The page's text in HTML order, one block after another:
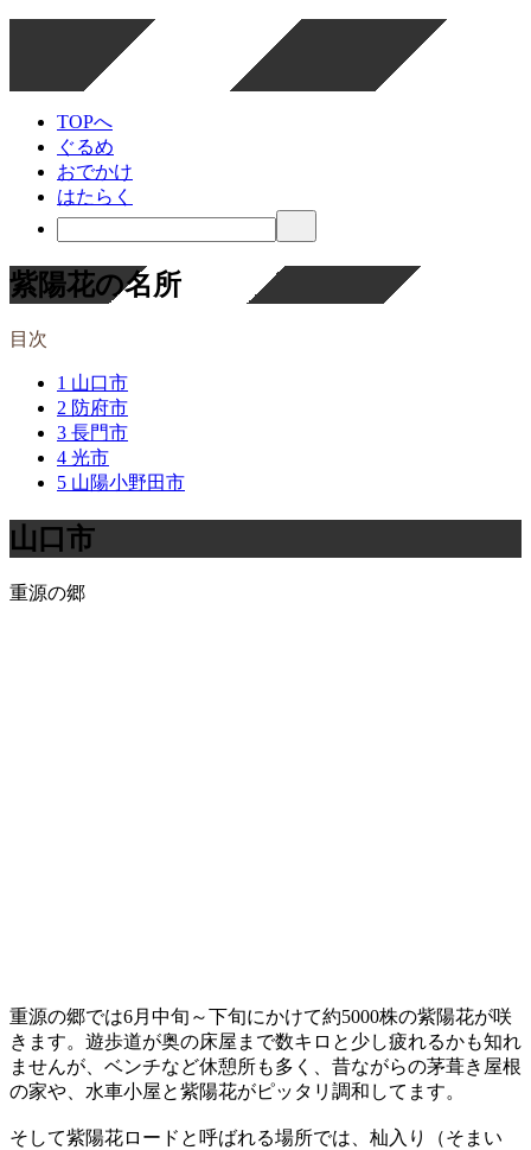
TOPへ
ぐるめ
おでかけ
はたらく
紫陽花の名所
目次
1 山口市
2 防府市
3 長門市
4 光市
5 山陽小野田市
山口市
重源の郷
重源の郷では6月中旬～下旬にかけて約5000株の紫陽花が咲
きます。遊歩道が奥の床屋まで数キロと少し疲れるかも知れ
ませんが、ベンチなど休憩所も多く、昔ながらの茅葺き屋根
の家や、水車小屋と紫陽花がピッタリ調和してます。
そして紫陽花ロードと呼ばれる場所では、杣入り（そまい